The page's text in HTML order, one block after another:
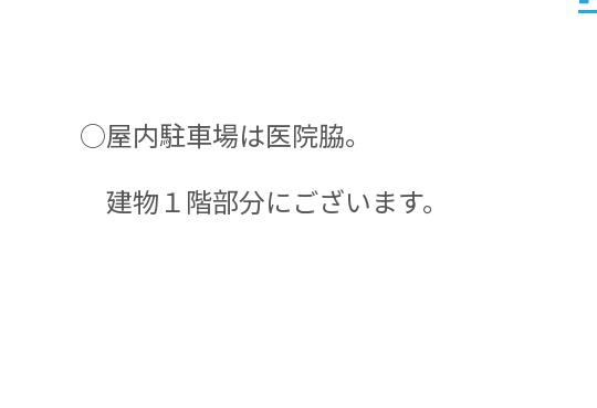
○屋内駐車場は医院脇。
建物１階部分にございます。